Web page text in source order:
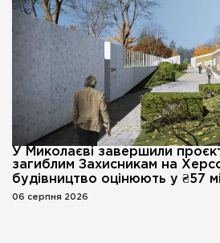
У Миколаєві завершили
загиблим Захисникам на
будівництво оцінюють у ₴57
06 серпня 2026